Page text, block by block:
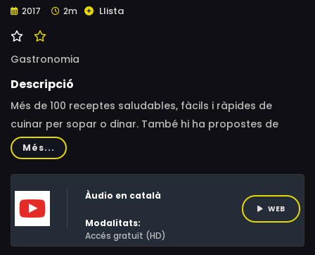
2017 2m Llista
Gastronomia
Descripció
Més de 100 receptes saludables, fàcils i ràpides de
cuinar per sopar o dinar. També hi ha propostes de
primers plats, postres i pastissos. Són aptes per dur al
tàper!
Més...
Àudio en català
Modalitats:
Accés gratuït (HD)
WEB